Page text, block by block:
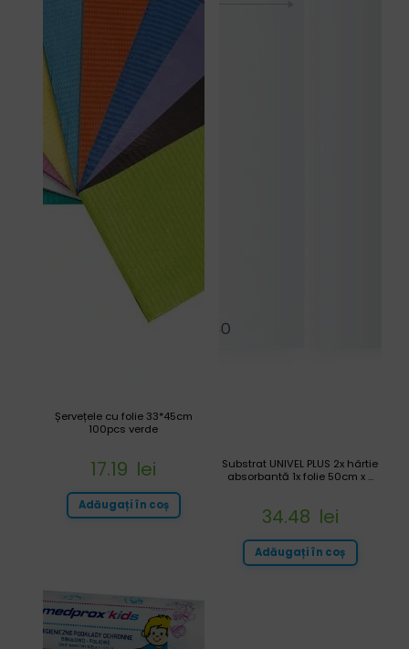
Substrat UNIVEL PLUS 2x hârtie
absorbantă 1x folie 50cm x ...
34.48 lei
Adăugați în coș
Șervețele cu folie 33*45cm
100pcs verde
17.19 lei
Adăugați în coș